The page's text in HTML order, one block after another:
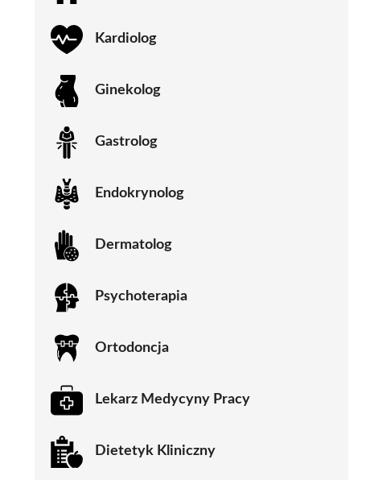
Kardiolog
Ginekolog
Gastrolog
Endokrynolog
Dermatolog
Psychoterapia
Ortodoncja
Lekarz Medycyny Pracy
Dietetyk Kliniczny